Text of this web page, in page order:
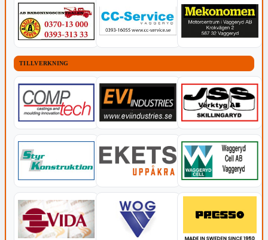
TILLVERKNING